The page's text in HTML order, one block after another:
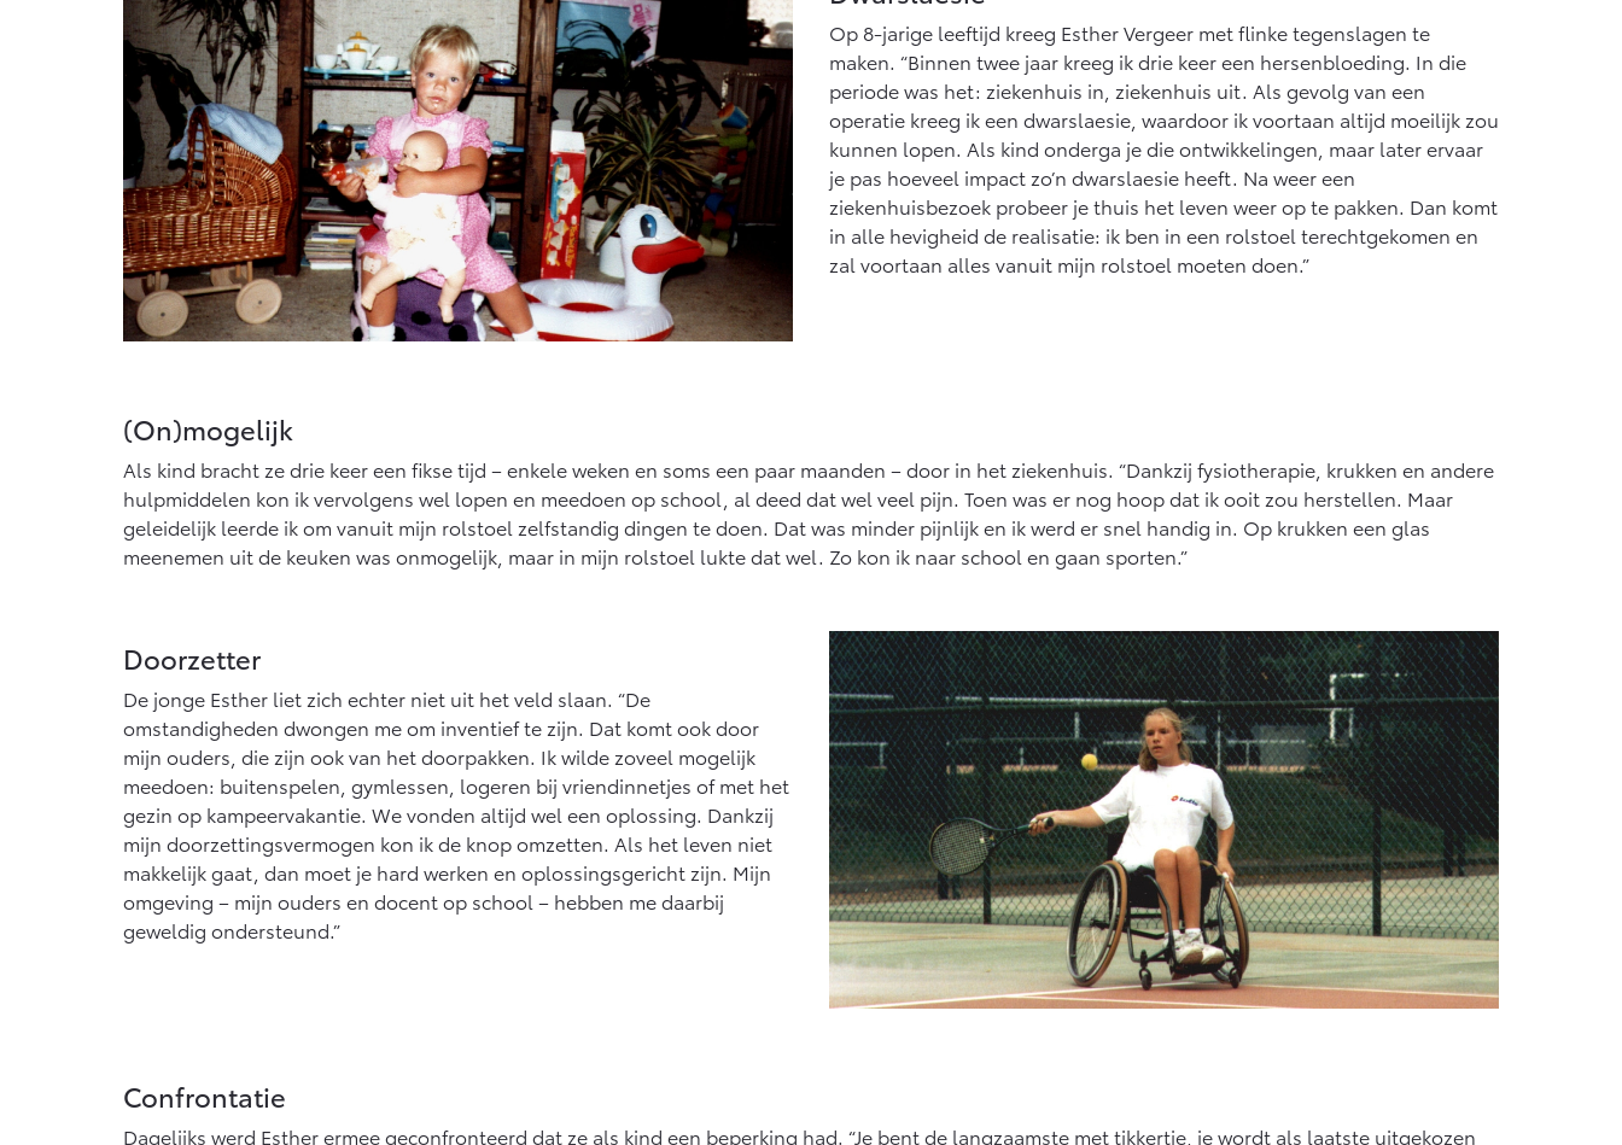
Vanaf € 76.695,- Vanaf € 27.945,- Vanaf € 37.500,-
Proace Max (excl. BTW)
OOK ALS BATTERIJ-
ELEKTRISCH
Vanaf € 46.301,-
Hilux (excl. BTW)
OOK ALS BATTERIJ-
ELEKTRISCH
Vanaf € 56.570,-
Land Cruiser (excl.
BTW)
Vanaf € 89.986,-
Op 8-jarige leeftijd kreeg Esther Vergeer met flinke tegenslagen te
maken. “Binnen twee jaar kreeg ik drie keer een hersenbloeding. In die
periode was het: ziekenhuis in, ziekenhuis uit. Als gevolg van een
operatie kreeg ik een dwarslaesie, waardoor ik voortaan altijd moeilijk zou
kunnen lopen. Als kind onderga je die ontwikkelingen, maar later ervaar
je pas hoeveel impact zo’n dwarslaesie heeft. Na weer een
ziekenhuisbezoek probeer je thuis het leven weer op te pakken. Dan komt
in alle hevigheid de realisatie: ik ben in een rolstoel terechtgekomen en
zal voortaan alles vanuit mijn rolstoel moeten doen.”
(On)mogelijk
Als kind bracht ze drie keer een fikse tijd – enkele weken en soms een paar maanden – door in het ziekenhuis. “Dankzij fysiotherapie, krukken en andere
hulpmiddelen kon ik vervolgens wel lopen en meedoen op school, al deed dat wel veel pijn. Toen was er nog hoop dat ik ooit zou herstellen. Maar
geleidelijk leerde ik om vanuit mijn rolstoel zelfstandig dingen te doen. Dat was minder pijnlijk en ik werd er snel handig in. Op krukken een glas
meenemen uit de keuken was onmogelijk, maar in mijn rolstoel lukte dat wel. Zo kon ik naar school en gaan sporten.”
Doorzetter
De jonge Esther liet zich echter niet uit het veld slaan. “De
omstandigheden dwongen me om inventief te zijn. Dat komt ook door
mijn ouders, die zijn ook van het doorpakken. Ik wilde zoveel mogelijk
meedoen: buitenspelen, gymlessen, logeren bij vriendinnetjes of met het
gezin op kampeervakantie. We vonden altijd wel een oplossing. Dankzij
mijn doorzettingsvermogen kon ik de knop omzetten. Als het leven niet
makkelijk gaat, dan moet je hard werken en oplossingsgericht zijn. Mijn
omgeving – mijn ouders en docent op school – hebben me daarbij
geweldig ondersteund.”
Confrontatie
Dagelijks werd Esther ermee geconfronteerd dat ze als kind een beperking had. “Je bent de langzaamste met tikkertje, je wordt als laatste uitgekozen